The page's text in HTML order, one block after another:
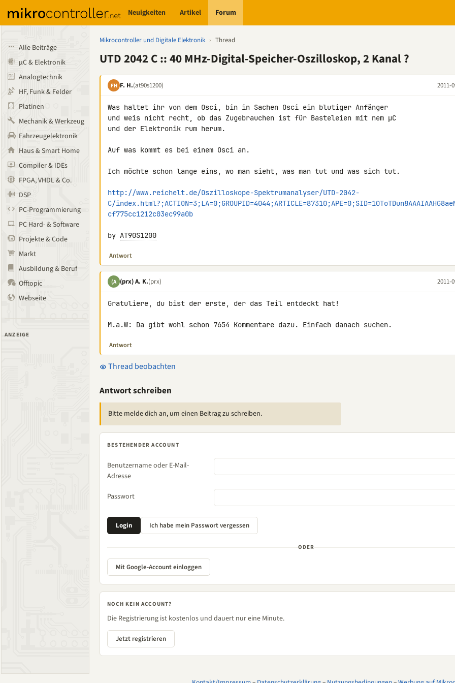
Neuigkeiten Artikel Forum
Alle Beiträge
µC & Elektronik
Analogtechnik
HF, Funk & Felder
Platinen
Mechanik & Werkzeug
Fahrzeugelektronik
Haus & Smart Home
Compiler & IDEs
FPGA, VHDL & Co.
DSP
PC-Programmierung
PC Hard- & Software
Projekte & Code
Markt
Ausbildung & Beruf
Offtopic
Webseite
ANZEIGE
Mikrocontroller und Digitale Elektronik › Thread
UTD 2042 C :: 40 MHz-Digital-Speicher-Oszilloskop, 2 Kanal ?
FH F. H.(at90s1200) 2011-
Was haltet ihr von dem Osci, bin in Sachen Osci ein blutiger Anfänger
und weis nicht recht, ob das Zugebrauchen ist für Basteleien mit nem µC
und der Elektronik rum herum.
Auf was kommt es bei einem Osci an.
Ich möchte schon lange eins, wo man sieht, was man tut und was sich tut.
http://www.reichelt.de/Oszilloskope-Spektrumanalyser/UTD-2042-
C/
cf775cc1212c03ec99a0b
by AT90S1200
Antwort
(A (prx) A. K.(prx) 2011-
Gratuliere, du bist der erste, der das Teil entdeckt hat!
M.a.W: Da gibt wohl schon 7654 Kommentare dazu. Einfach danach suchen.
Antwort
Thread beobachten
Antwort schreiben
Bitte melde dich an, um einen Beitrag zu schreiben.
BESTEHENDER ACCOUNT
Benutzername oder E-Mail-
Adresse
Passwort
ODER
Mit Google-Account einloggen
NOCH KEIN ACCOUNT?
Die Registrierung ist kostenlos und dauert nur eine Minute.
Jetzt registrieren